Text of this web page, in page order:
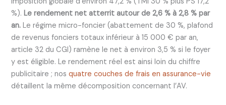
%).Le rendement net atterrit autour de 2,6 % à 2,8 % par
an. Le régime micro-foncier (abattement de 30 %, plafond
de revenus fonciers totaux inférieur à 15 000 € par an,
article 32 du CGI) ramène le net à environ 3,5 % si le foyer
y est éligible. Le rendement réel est ainsi loin du chiffre
publicitaire ; nosquatre couches de frais en assurance-vie
détaillent la même décomposition concernant l’AV.